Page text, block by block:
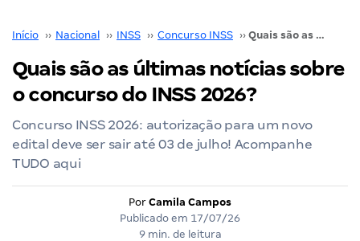
Início ›› Nacional ›› INSS ›› Concurso INSS ›› Quais são as últimas notícias sobre o concurso do INSS 2026?
Quais são as últimas notícias sobre
o concurso do INSS 2026?
Concurso INSS 2026: autorização para um novo
edital deve ser sair até 03 de julho! Acompanhe
TUDO aqui
Por Camila Campos
Publicado em 17/07/26
9 min. de leitura